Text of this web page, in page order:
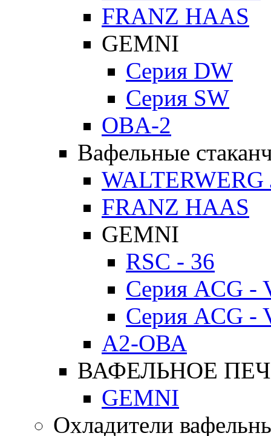
FRANZ HAAS
GEMNI
Серия DW
Серия SW
OBA-2
Вафельные
WALTERWERG
FRANZ HAAS
GEMNI
RSC - 36
Серия ACG -
Серия ACG -
А2-ОВА
ВАФЕЛЬНОЕ
GEMNI
Охладители